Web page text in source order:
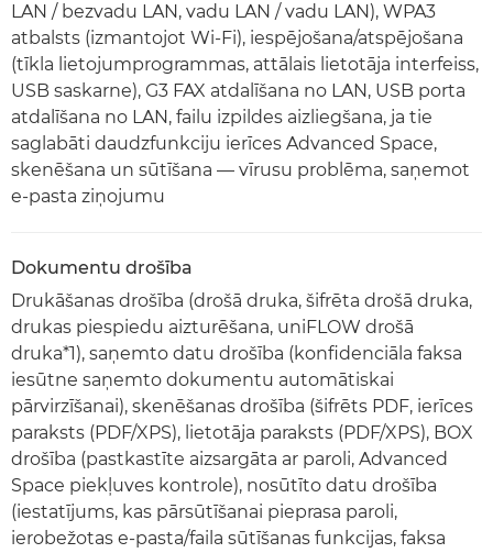
LAN / bezvadu LAN, vadu LAN / vadu LAN), WPA3
atbalsts (izmantojot Wi-Fi), iespējošana/atspējošana
(tīkla lietojumprogrammas, attālais lietotāja interfeiss,
USB saskarne), G3 FAX atdalīšana no LAN, USB porta
atdalīšana no LAN, failu izpildes aizliegšana, ja tie
saglabāti daudzfunkciju ierīces Advanced Space,
skenēšana un sūtīšana — vīrusu problēma, saņemot
e-pasta ziņojumu
Dokumentu drošība
Drukāšanas drošība (drošā druka, šifrēta drošā druka,
drukas piespiedu aizturēšana, uniFLOW drošā
druka*1), saņemto datu drošība (konfidenciāla faksa
iesūtne saņemto dokumentu automātiskai
pārvirzīšanai), skenēšanas drošība (šifrēts PDF, ierīces
paraksts (PDF/XPS), lietotāja paraksts (PDF/XPS), BOX
drošība (pastkastīte aizsargāta ar paroli, Advanced
Space piekļuves kontrole), nosūtīto datu drošība
(iestatījums, kas pārsūtīšanai pieprasa paroli,
ierobežotas e-pasta/faila sūtīšanas funkcijas, faksa